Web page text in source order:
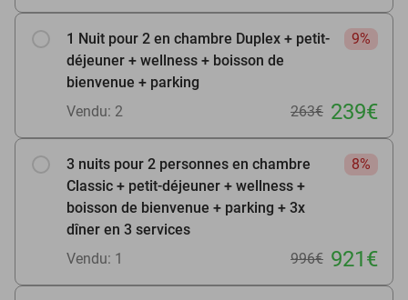
1 Nuit pour 2 en chambre Duplex + petit-
déjeuner + wellness + boisson de
bienvenue + parking
9%
Vendu: 2 263€ 239€
3 nuits pour 2 personnes en chambre
Classic + petit-déjeuner + wellness +
boisson de bienvenue + parking + 3x
dîner en 3 services
8%
Vendu: 1 996€ 921€